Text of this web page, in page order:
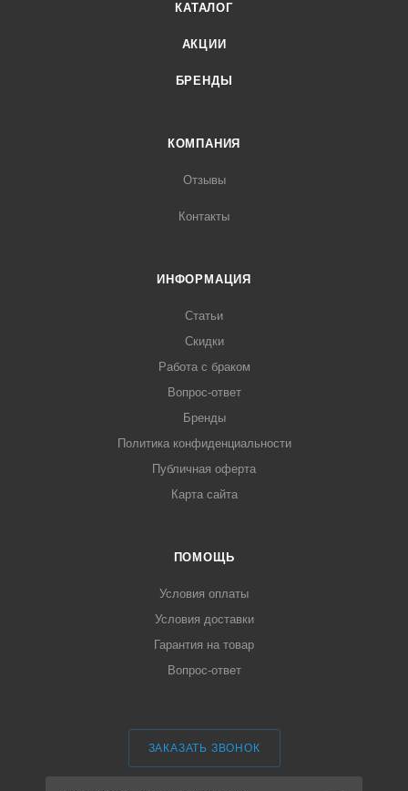
КАТАЛОГ
АКЦИИ
БРЕНДЫ
КОМПАНИЯ
Отзывы
Контакты
ИНФОРМАЦИЯ
Статьи
Скидки
Работа с браком
Вопрос-ответ
Бренды
Политика конфиденциальности
Публичная оферта
Карта сайта
ПОМОЩЬ
Условия оплаты
Условия доставки
Гарантия на товар
Вопрос-ответ
ЗАКАЗАТЬ ЗВОНОК